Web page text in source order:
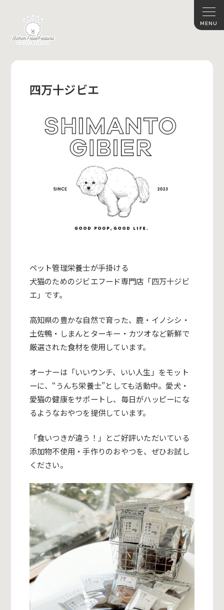
四万十ジビエ
ペット管理栄養士が手掛ける
犬猫のためのジビエフード専門店「四万十ジビ
エ」です。
高知県の豊かな自然で育った、鹿・イノシシ・
土佐鴨・しまんとターキー・カツオなど新鮮で
厳選された食材を使用しています。
オーナーは「いいウンチ、いい人生」をモット
ーに、“うんち栄養士”としても活動中。愛犬・
愛猫の健康をサポートし、毎日がハッピーにな
るようなおやつを提供しています。
「食いつきが違う！」とご好評いただいている
添加物不使用・手作りのおやつを、ぜひお試し
ください。